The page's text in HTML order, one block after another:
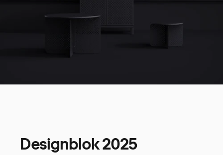
Designblok2025